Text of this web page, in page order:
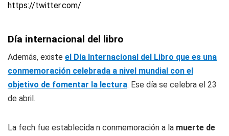
https://twitter.com/
Día internacional del libro
Además, existe el Día Internacional del Libro que es una
conmemoración celebrada a nivel mundial con el
objetivo de fomentar la lectura. Ese día se celebra el 23
de abril.
La fech fue establecida n conmemoración a la muerte de